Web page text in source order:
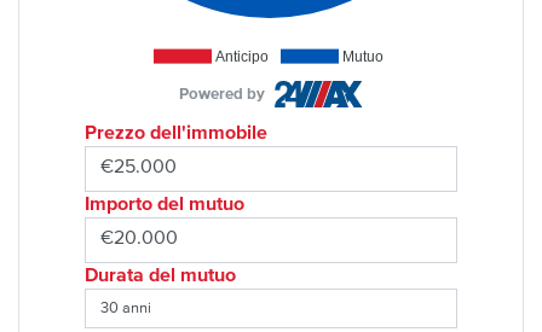
Anticipo Mutuo
Powered by
Prezzo dell'immobile
Importo del mutuo
Durata del mutuo